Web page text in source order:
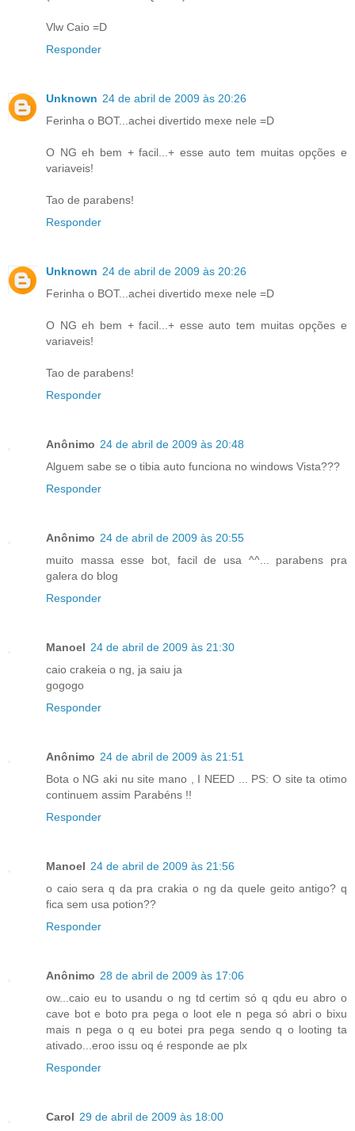
Vlw Caio =D
Responder
Unknown 24 de abril de 2009 às 20:26
Ferinha o BOT...achei divertido mexe nele =D
O NG eh bem + facil...+ esse auto tem muitas opções e
variaveis!
Tao de parabens!
Responder
Unknown 24 de abril de 2009 às 20:26
Ferinha o BOT...achei divertido mexe nele =D
O NG eh bem + facil...+ esse auto tem muitas opções e
variaveis!
Tao de parabens!
Responder
Anônimo 24 de abril de 2009 às 20:48
Alguem sabe se o tibia auto funciona no windows Vista???
Responder
Anônimo 24 de abril de 2009 às 20:55
muito massa esse bot, facil de usa ^^... parabens pra
galera do blog
Responder
Manoel 24 de abril de 2009 às 21:30
caio crakeia o ng, ja saiu ja
gogogo
Responder
Anônimo 24 de abril de 2009 às 21:51
Bota o NG aki nu site mano , I NEED ... PS: O site ta otimo
continuem assim Parabéns !!
Responder
Manoel 24 de abril de 2009 às 21:56
o caio sera q da pra crakia o ng da quele geito antigo? q
fica sem usa potion??
Responder
Anônimo 28 de abril de 2009 às 17:06
ow...caio eu to usandu o ng td certim só q qdu eu abro o
cave bot e boto pra pega o loot ele n pega só abri o bixu
mais n pega o q eu botei pra pega sendo q o looting ta
ativado...eroo issu oq é responde ae plx
Responder
Carol 29 de abril de 2009 às 18:00